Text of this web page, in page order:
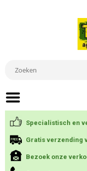
Specialistisch en
Gratis verzending
Bezoek onze